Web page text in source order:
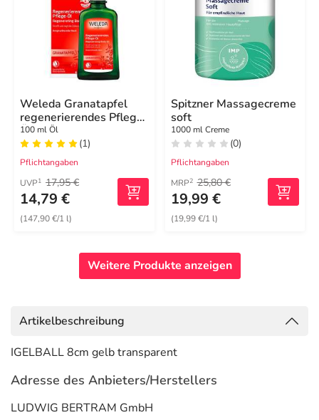
Weleda Granatapfel
regenerierendes Pflege-
Öl
100 ml Öl
(1)
Pflichtangaben
UVP1 17,95 €
14,79 €
(147,90 €/1 l)
Spitzner Massagecreme
soft
1000 ml Creme
(0)
Pflichtangaben
MRP2 25,80 €
19,99 €
(19,99 €/1 l)
Weitere Produkte anzeigen
Artikelbeschreibung
IGELBALL 8cm gelb transparent
Adresse des Anbieters/Herstellers
LUDWIG BERTRAM GmbH